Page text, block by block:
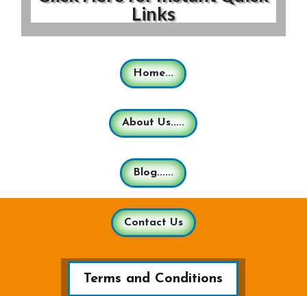
Links
Home...
About Us.....
Blog......
Contact Us
Terms and Conditions